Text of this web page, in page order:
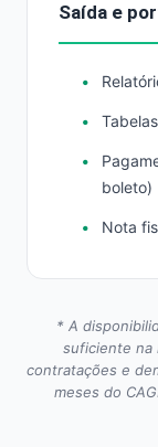
Saída e
boleto)
Nota
* A
suficiente na
contratações e
meses do